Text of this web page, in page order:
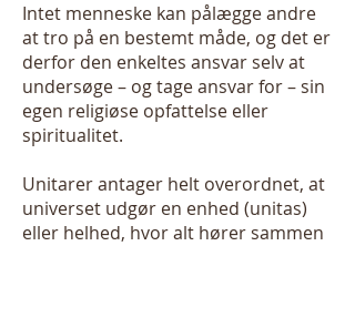
Intet menneske kan pålægge andre
at tro på en bestemt måde, og det er
derfor den enkeltes ansvar selv at
undersøge – og tage ansvar for – sin
egen religiøse opfattelse eller
spiritualitet.
Unitarer antager helt overordnet, at
universet udgør en enhed (unitas)
eller helhed, hvor alt hører sammen